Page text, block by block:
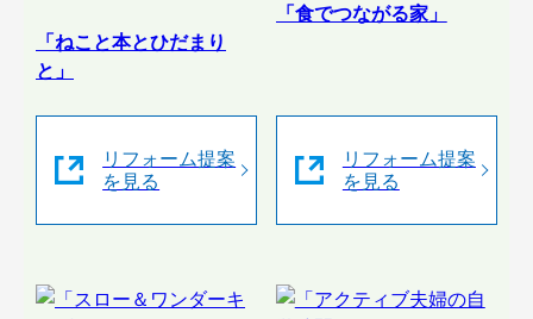
「ねこと本とひだまり
と」
リフォーム提案
を見る
「食でつながる家」
リフォーム提案
を見る